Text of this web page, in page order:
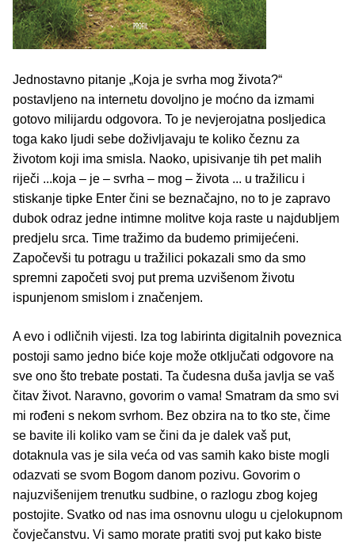
Jednostavno pitanje „Koja je svrha mog života?“
postavljeno na internetu dovoljno je moćno da izmami
gotovo milijardu odgovora. To je nevjerojatna posljedica
toga kako ljudi sebe doživljavaju te koliko čeznu za
životom koji ima smisla. Naoko, upisivanje tih pet malih
riječi ...koja – je – svrha – mog – života ... u tražilicu i
stiskanje tipke Enter čini se beznačajno, no to je zapravo
dubok odraz jedne intimne molitve koja raste u najdubljem
predjelu srca. Time tražimo da budemo primijećeni.
Započevši tu potragu u tražilici pokazali smo da smo
spremni započeti svoj put prema uzvišenom životu
ispunjenom smislom i značenjem.
A evo i odličnih vijesti. Iza tog labirinta digitalnih poveznica
postoji samo jedno biće koje može otključati odgovore na
sve ono što trebate postati. Ta čudesna duša javlja se vaš
čitav život. Naravno, govorim o vama! Smatram da smo svi
mi rođeni s nekom svrhom. Bez obzira na to tko ste, čime
se bavite ili koliko vam se čini da je dalek vaš put,
dotaknula vas je sila veća od vas samih kako biste mogli
odazvati se svom Bogom danom pozivu. Govorim o
najuzvišenijem trenutku sudbine, o razlogu zbog kojeg
postojite. Svatko od nas ima osnovnu ulogu u cjelokupnom
čovječanstvu. Vi samo morate pratiti svoj put kako biste